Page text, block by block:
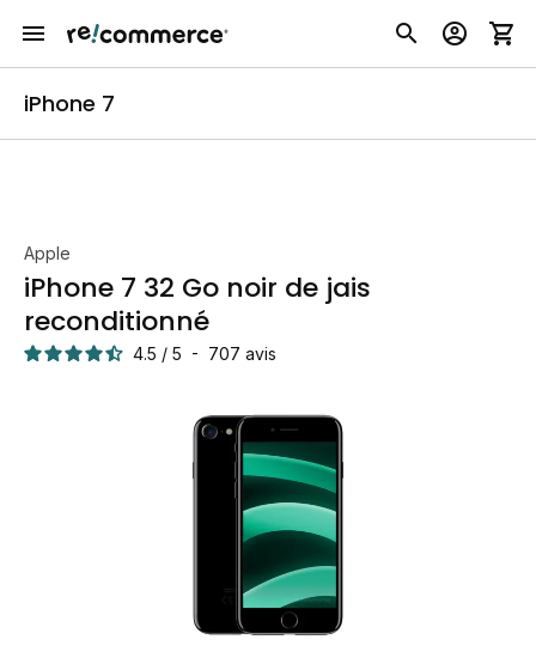
iPhone 7
Apple
iPhone 7 32 Go noir de jais
reconditionné
4.5 / 5 - 707 avis